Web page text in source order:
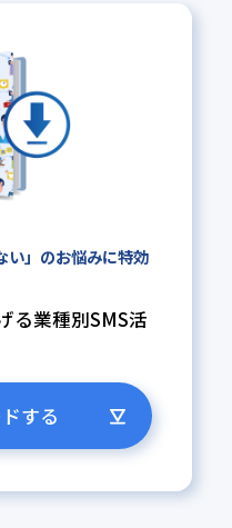
い」のお悩みに特効
る業種別SMS活
する